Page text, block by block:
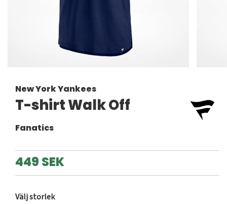
New York Yankees
T-shirt Walk Off
Fanatics
449 SEK
Välj storlek